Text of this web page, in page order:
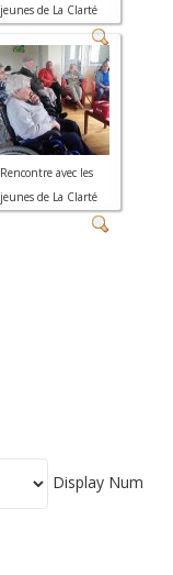
jeunes de La Clarté
Rencontre avec les
jeunes de La Clarté
Display Num